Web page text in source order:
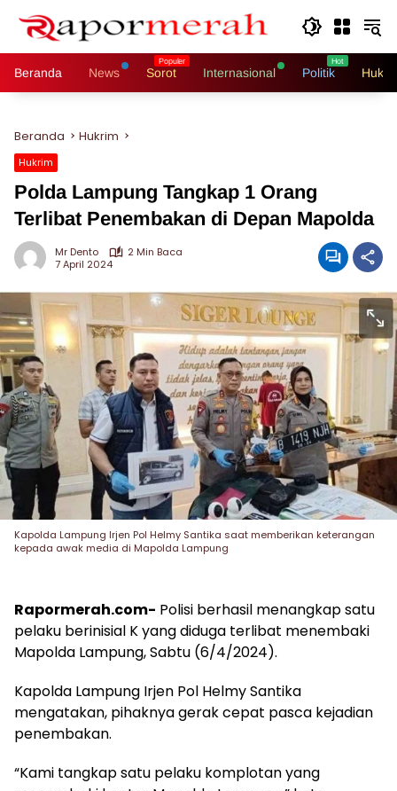
Beranda News Sorot Internasional Politik
Beranda Hukrim
Hukrim
Polda Lampung Tangkap 1 Orang
Terlibat Penembakan di Depan Mapolda
Mr Dento
2 Min Baca
7 April 2024
Kapolda Lampung Irjen Pol Helmy Santika saat memberikan keterangan
kepada awak media di Mapolda Lampung
Rapormerah.com- Polisi berhasil menangkap satu
pelaku berinisial K yang diduga terlibat menembaki
Mapolda Lampung, Sabtu (6/4/2024).
Kapolda Lampung Irjen Pol Helmy Santika
mengatakan, pihaknya gerak cepat pasca kejadian
penembakan.
“Kami tangkap satu pelaku komplotan yang